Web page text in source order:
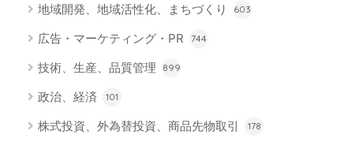
地域開発、地域活性化、まちづくり 603
広告・マーケティング・PR 744
技術、生産、品質管理 899
政治、経済 101
株式投資、外為替投資、商品先物取引 178